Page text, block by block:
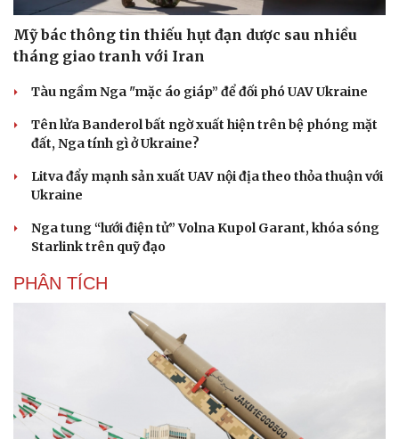
Cải chính
Mỹ bác thông tin thiếu hụt đạn dược sau nhiều
tháng giao tranh với Iran
Tàu ngầm Nga "mặc áo giáp” để đối phó UAV Ukraine
Tên lửa Banderol bất ngờ xuất hiện trên bệ phóng mặt
đất, Nga tính gì ở Ukraine?
Litva đẩy mạnh sản xuất UAV nội địa theo thỏa thuận với
Ukraine
Nga tung “lưới điện tử” Volna Kupol Garant, khóa sóng
Starlink trên quỹ đạo
PHÂN TÍCH